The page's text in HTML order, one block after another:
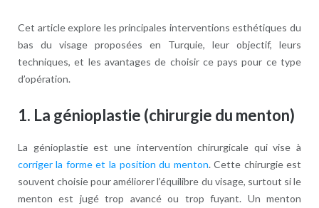
Cet article explore les principales interventions esthétiques du
bas du visage proposées en Turquie, leur objectif, leurs
techniques, et les avantages de choisir ce pays pour ce type
d’opération.
1. La génioplastie (chirurgie du menton)
La génioplastie est une intervention chirurgicale qui vise à
corriger la forme et la position du menton. Cette chirurgie est
souvent choisie pour améliorer l’équilibre du visage, surtout si le
menton est jugé trop avancé ou trop fuyant. Un menton